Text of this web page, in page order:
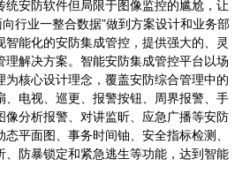
安防软件但局限于图像监控的尴尬，让
行业一整合数据”做到方案设计和业务部
能化的安防集成管控，提供强大的、灵
解决方案。智能安防集成管控平台以场
为核心设计理念，覆盖安防综合管理中的
、电视、巡更、报警按钮、周界报警、手
像分析报警、对讲监昕、应急广播等安防
平面图、事务时间铀、安全指标检测、
、防暴锁定和紧急逃生等功能，达到智能